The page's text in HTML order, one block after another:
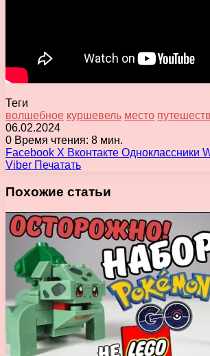
Теги
волшебное куршевель место
06.02.2024
0 Время чтения: 8 мин.
Facebook X Вконтакте Одноклассники
Viber Печатать
Похожие статьи